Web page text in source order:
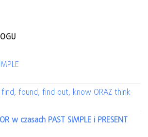
find, found, find out, know ORAZ think
w czasach PAST SIMPLE i PRESENT